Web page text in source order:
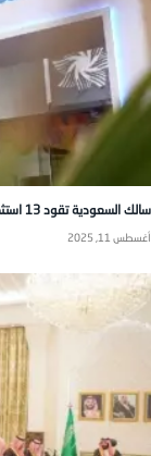
سالك السعودية تقود 13 استثماراً في 7 دول لدعم استدامة الغذاء في المملكة
أغسطس 11, 2025